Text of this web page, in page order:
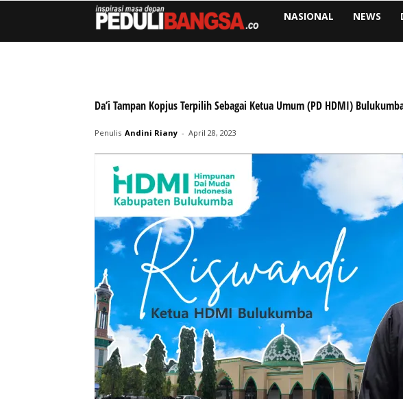
NASIONAL NEWS
Da’i Tampan Kopjus Terpilih Sebagai Ketua Umum (PD HDMI)
Penulis Andini Riany - April 28, 2023